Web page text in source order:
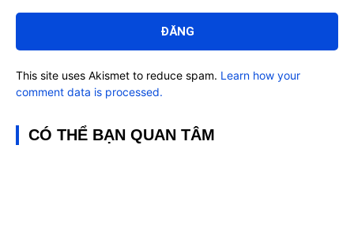
luận:
This site uses Akismet to reduce spam. Learn how your
comment data is processed.
CÓ THỂ BẠN QUAN TÂM